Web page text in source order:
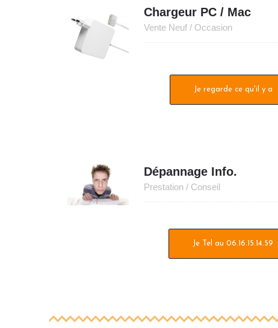
Chargeur PC / Mac
Vente Neuf / Occasion
Je regarde ce qu'il y a
Dépannage Info.
Prestation / Conseil
Je Tel au 06.16.15.14.59